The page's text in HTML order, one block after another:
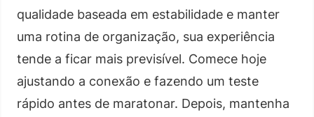
qualidade baseada em estabilidade e manter
uma rotina de organização, sua experiência
tende a ficar mais previsível. Comece hoje
ajustando a conexão e fazendo um teste
rápido antes de maratonar. Depois, mantenha